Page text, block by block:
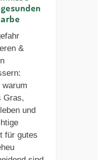
&
warum
Gras,
und
für gutes